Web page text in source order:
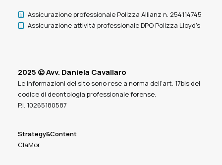
Assicurazione professionale Polizza Allianz n. 254114745
Assicurazione attività professionale DPO Polizza Lloyd's
2025 © Avv. Daniela Cavallaro
Le informazioni del sito sono rese a norma dell’art. 17bis del
codice di deontologia professionale forense.
P.I. 10265180587
Strategy&Content
ClaMor